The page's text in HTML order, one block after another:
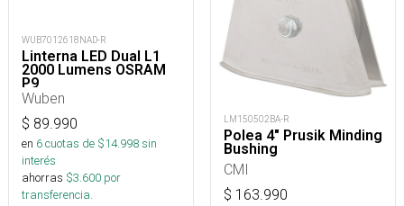
WUB7012618NAD-R
Linterna LED Dual L1
2000 Lumens OSRAM
P9
Wuben
$ 89.990
en 6cuotas de $14.998sin
interés
ahorras $3.600 por
transferencia.
LM150502BA-R
Polea 4" Prusik Minding
Bushing
CMI
$ 163.990